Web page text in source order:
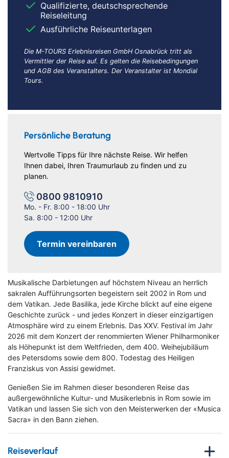
Musikalische Darbietungen auf höchstem Niveau an herrlich
sakralen Aufführungsorten begeistern seit 2002 in Rom und
dem Vatikan. Jede Basilika, jede Kirche blickt auf eine eigene
Geschichte zurück - und jedes Konzert in dieser einzigartigen
Atmosphäre wird zu einem Erlebnis. Das XXV. Festival im Jahr
2026 mit dem Konzert der renommierten Wiener Philharmoniker
als Höhepunkt ist dem Weltfrieden, dem 400. Weihejubiläum
des Petersdoms sowie dem 800. Todestag des Heiligen
Franziskus von Assisi gewidmet.
Genießen Sie im Rahmen dieser besonderen Reise das
außergewöhnliche Kultur- und Musikerlebnis in Rom sowie im
Vatikan und lassen Sie sich von den Meisterwerken der «Musica
Sacra» in den Bann ziehen.
Reiseverlauf
Qualifizierte, deutschsprechende
Reiseleitung
Ausführliche Reiseunterlagen
Die M-TOURS Erlebnisreisen GmbH Osnabrück tritt als
Vermittler der Reise auf. Es gelten die Reisebedingungen
und AGB des Veranstalters. Der Veranstalter ist Mondial
Tours.
Persönliche Beratung
Wertvolle Tipps für Ihre nächste Reise. Wir helfen
Ihnen dabei, Ihren Traumurlaub zu finden und zu
planen.
0800 9810910
Mo. - Fr. 8:00 - 18:00 Uhr
Sa. 8:00 - 12:00 Uhr
Termin vereinbaren